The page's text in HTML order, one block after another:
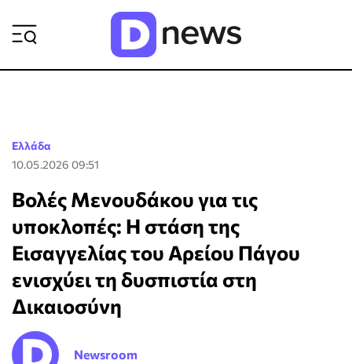
Ελλάδα
10.05.2026 09:51
Βολές Μενουδάκου για τις
υποκλοπές: Η στάση της
Εισαγγελίας του Αρείου Πάγου
ενισχύει τη δυσπιστία στη
Δικαιοσύνη
Newsroom